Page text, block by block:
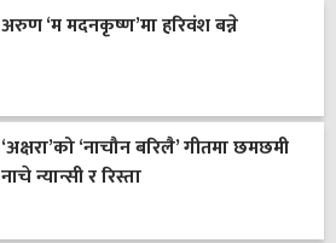
अरुण ‘म मदनकृष्ण’मा हरिवंश बन्ने
‘अक्षरा’को ‘नाचौन बरिलै’ गीतमा छमछमी
नाचे न्यान्सी र रिस्ता